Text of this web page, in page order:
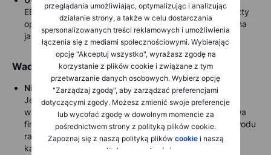
przeglądania umożliwiając, optymalizując i analizując
działanie strony, a także w celu dostarczania
spersonalizowanych treści reklamowych i umożliwienia
łączenia się z mediami społecznościowymi. Wybierając
opcję "Akceptuj wszystko", wyrażasz zgodę na
korzystanie z plików cookie i związane z tym
przetwarzanie danych osobowych. Wybierz opcję
"Zarządzaj zgodą", aby zarządzać preferencjami
dotyczącymi zgody. Możesz zmienić swoje preferencje
lub wycofać zgodę w dowolnym momencie za
pośrednictwem strony z polityką plików cookie.
Zapoznaj się z naszą polityką plików cookiei naszą
polityką
prywatności
EBITDA uwzględnia tylko podstawowe codzienne koszty
operacyjne firmy, co pomaga utrzymać ten wskaźnik na
jak najwyższym poziomie.
Wady EBITDA
Nie uwzględniazmian w kapitale obrotowym
Jedną z największych wad EBITDA jest to, że pomija
wahania kapitału obrotowego firmy. Płynność finansowa
firmy może się zmienić z wielu powodów, czy to z powodu
rachunków podatkowych, odsetek czy wydatków
kapitałowych.